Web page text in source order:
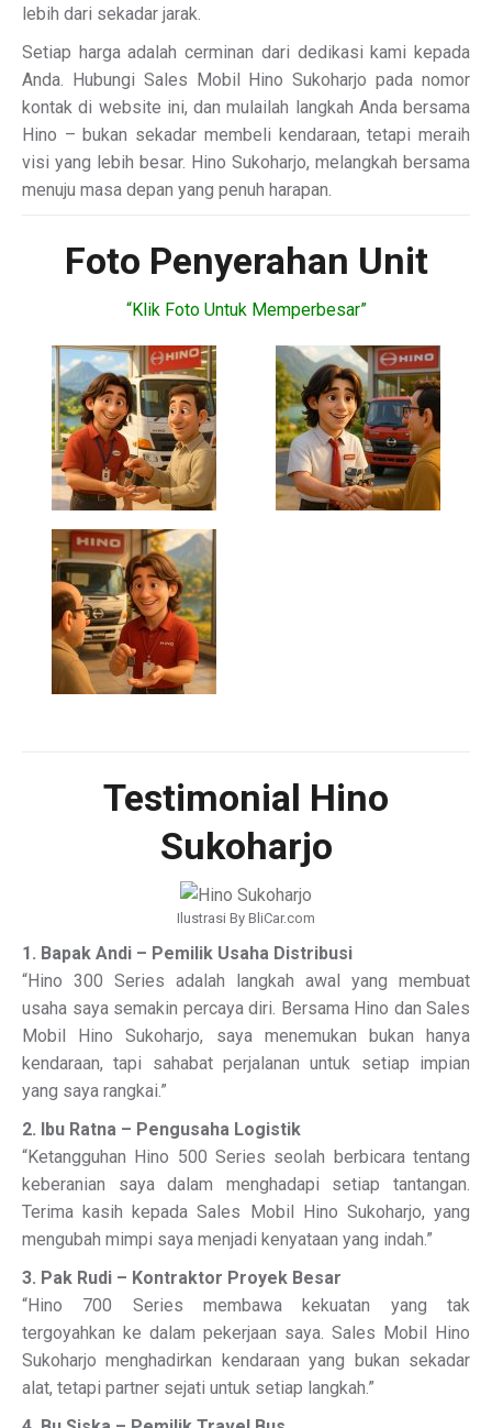
lebih dari sekadar jarak.
Setiap harga adalah cerminan dari dedikasi kami kepada
Anda. Hubungi Sales Mobil Hino Sukoharjo pada nomor
kontak di website ini, dan mulailah langkah Anda bersama
Hino – bukan sekadar membeli kendaraan, tetapi meraih
visi yang lebih besar. Hino Sukoharjo, melangkah bersama
menuju masa depan yang penuh harapan.
Foto Penyerahan Unit
“Klik Foto Untuk Memperbesar”
Testimonial Hino
Sukoharjo
Ilustrasi By BliCar.com
1. Bapak Andi – Pemilik Usaha Distribusi
“Hino 300 Series adalah langkah awal yang membuat
usaha saya semakin percaya diri. Bersama Hino dan Sales
Mobil Hino Sukoharjo, saya menemukan bukan hanya
kendaraan, tapi sahabat perjalanan untuk setiap impian
yang saya rangkai.”
2. Ibu Ratna – Pengusaha Logistik
“Ketangguhan Hino 500 Series seolah berbicara tentang
keberanian saya dalam menghadapi setiap tantangan.
Terima kasih kepada Sales Mobil Hino Sukoharjo, yang
mengubah mimpi saya menjadi kenyataan yang indah.”
3. Pak Rudi – Kontraktor Proyek Besar
“Hino 700 Series membawa kekuatan yang tak
tergoyahkan ke dalam pekerjaan saya. Sales Mobil Hino
Sukoharjo menghadirkan kendaraan yang bukan sekadar
alat, tetapi partner sejati untuk setiap langkah.”